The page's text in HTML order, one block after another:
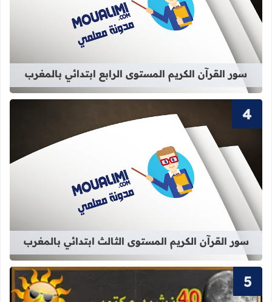
قراءة المزيد عن سور القرآن الكريم
سور القرآن الكريم المستوى الرابع ابتدائي بالمغرب
قراءة المزيد عن سور القرآن الكريم
سور القرآن الكريم المستوى الثالث ابتدائي بالمغرب